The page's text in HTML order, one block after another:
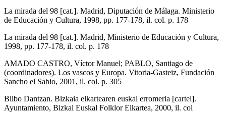
La mirada del 98 [cat.]. Madrid, Diputación de Málaga. Ministerio
de Educación y Cultura, 1998, pp. 177-178, il. col. p. 178
La mirada del 98 [cat.]. Madrid, Ministerio de Educación y Cultura,
1998, pp. 177-178, il. col. p. 178
AMADO CASTRO, Víctor Manuel; PABLO, Santiago de
(coordinadores). Los vascos y Europa. Vitoria-Gasteiz, Fundación
Sancho el Sabio, 2001, il. col. p. 305
Bilbo Dantzan. Bizkaia elkartearen euskal erromeria [cartel].
Ayuntamiento, Bizkai Euskal Folklor Elkartea, 2000, il. col